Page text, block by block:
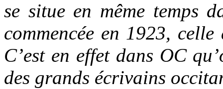
se situe en même temps
commencée en 1923,
C’est en effet dans OC
des grands écrivains